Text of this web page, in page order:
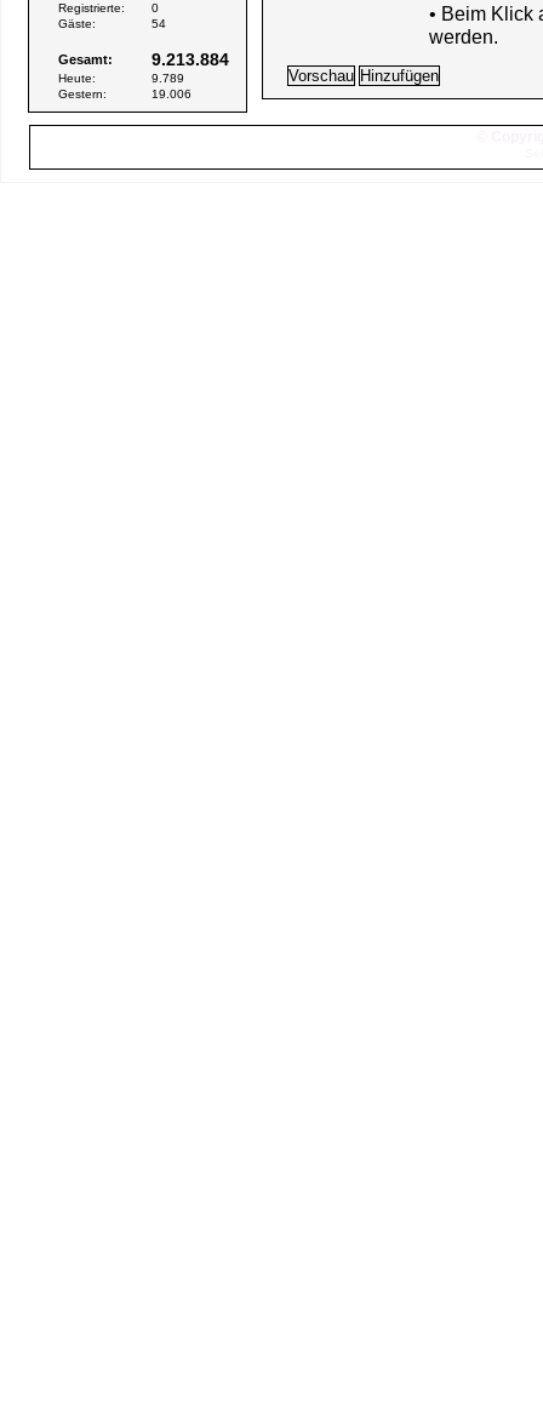
Registrierte:
0
Gäste:
54
Gesamt: 9.213.884
Heute:
9.789
Gestern:
19.006
• Beim Klick
werden.